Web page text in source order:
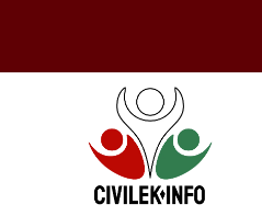
tartalomba